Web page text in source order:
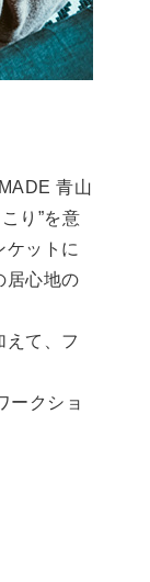
青山
り”を意
ケットに
居心地の
えて、フ
ークショ